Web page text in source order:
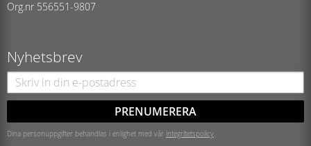
Org.nr 556551-9807
Nyhetsbrev
PRENUMERERA
Dina personuppgifter behandlas i enlighet med vår integritetspolicy.